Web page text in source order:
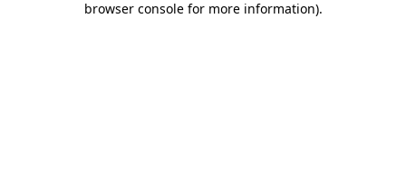
browser console for more information).